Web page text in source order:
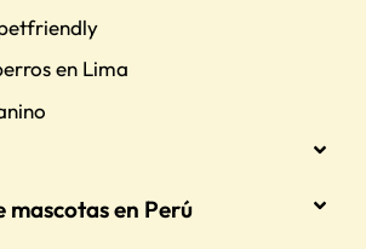
en Lima
mascotas en Perú